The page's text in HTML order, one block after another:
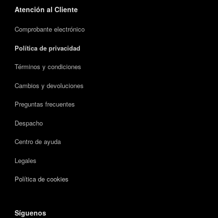
Atención al Cliente
Comprobante electrónico
Política de privacidad
Términos y condiciones
Cambios y devoluciones
Preguntas frecuentes
Despacho
Centro de ayuda
Legales
Política de cookies
Síguenos